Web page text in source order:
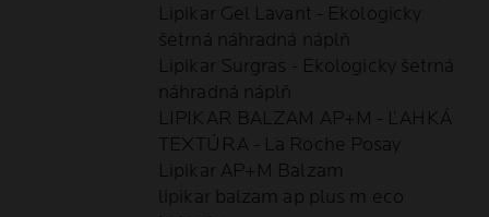
Lipikar Gel Lavant - Ekologicky
šetrná náhradná náplň
Lipikar Surgras - Ekologicky šetrná
náhradná náplň
LIPIKAR BALZAM AP+M - ĽAHKÁ
TEXTÚRA - La Roche Posay
Lipikar AP+M Balzam
lipikar balzam ap plus m eco